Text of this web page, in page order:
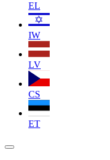
EL
IW
LV
CS
ET